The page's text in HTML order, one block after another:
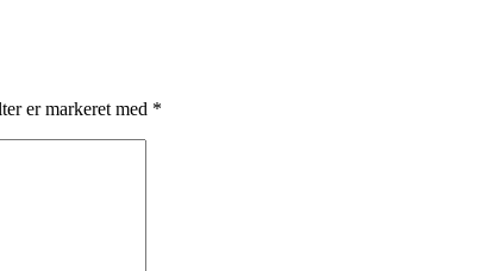
er markeret med *